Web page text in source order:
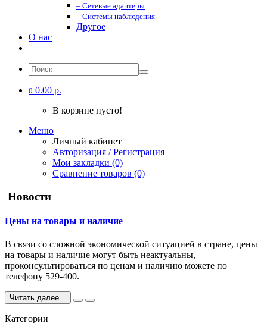
– Сетевые адаптеры
– Системы наблюдения
Другое
О нас
0 0.00 р.
В корзине пусто!
Меню
Личный кабинет
Авторизация / Регистрация
Мои закладки (0)
Сравнение товаров (0)
Новости
Цены на товары и наличие
В связи со сложной экономической ситуацией в стране, цены
на товары и наличие могут быть неактуальны,
проконсультироваться по ценам и наличию можете по
телефону 529-400.
Читать далее...
Категории